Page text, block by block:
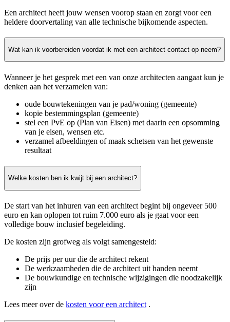
Een architect heeft jouw wensen voorop staan en zorgt voor een
heldere doorvertaling van alle technische bijkomende aspecten.
Wat kan ik voorbereiden voordat ik met een architect contact op neem?
Wanneer je het gesprek met een van onze architecten aangaat kun je
denken aan het verzamelen van:
oude bouwtekeningen van je pad/woning (gemeente)
kopie bestemmingsplan (gemeente)
stel een PvE op (Plan van Eisen) met daarin een opsomming
van je eisen, wensen etc.
verzamel afbeeldingen of maak schetsen van het gewenste
resultaat
Welke kosten ben ik kwijt bij een architect?
De start van het inhuren van een architect begint bij ongeveer 500
euro en kan oplopen tot ruim 7.000 euro als je gaat voor een
volledige bouw inclusief begeleiding.
De kosten zijn grofweg als volgt samengesteld:
De prijs per uur die de architect rekent
De werkzaamheden die de architect uit handen neemt
De bouwkundige en technische wijzigingen die noodzakelijk
zijn
Lees meer over de kosten voor een architect .